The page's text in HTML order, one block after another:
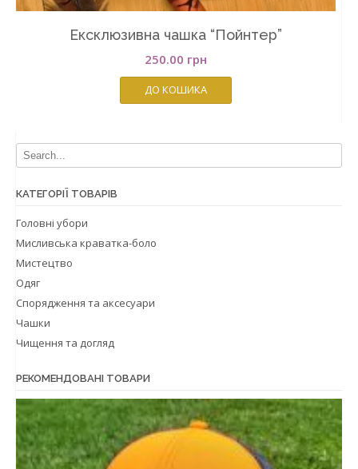
Ексклюзивна чашка “Пойнтер”
250.00 грн
ДО КОШИКА
КАТЕГОРІЇ ТОВАРІВ
Головні убори
Мисливська краватка-боло
Мистецтво
Одяг
Спорядження та аксесуари
Чашки
Чищення та догляд
РЕКОМЕНДОВАНІ ТОВАРИ